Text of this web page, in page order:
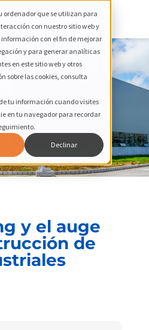
ordenador que se utilizan para
con nuestro sitio web y
con el fin de mejorar
y para generar analíticas
en este sitio web y otros
sobre las cookies, consulta
tu información cuando visites
en tu navegador para recordar
Declinar
y el auge
de